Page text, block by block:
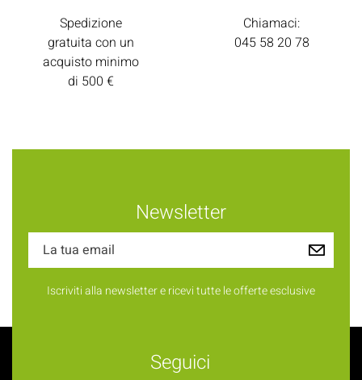
Spedizione
gratuita con un
acquisto minimo
di 500 €
Chiamaci:
045 58 20 78
Newsletter
Iscriviti alla newsletter e ricevi tutte le offerte esclusive
Seguici